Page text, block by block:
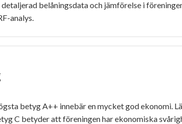
detaljerad belåningsdata och jämförelse i
analys.
betyg A++ innebär en mycket god ekonomi.
C betyder att föreningen har ekonomiska